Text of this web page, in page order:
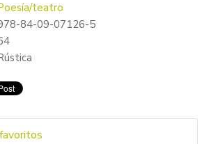
teatro
84-09-07126-5